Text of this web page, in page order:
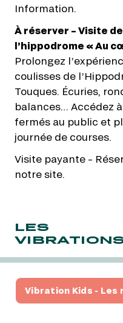
Information.
À réserver – Visite
l’hippodrome « Au
Prolongez
coulisses de
Touques. Écuries,
balances… Accédez
fermés au public et
journée de courses.
Visite payante –
notre site.
LES
Vibration Kids - Les